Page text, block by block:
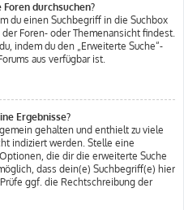
durchsuchen?
du einen Suchbegriff in die Suchbox
Foren- oder Themenansicht findest.
indem du den „Erweiterte Suche“-
aus verfügbar ist.
Ergebnisse?
gehalten und enthielt zu viele
indiziert werden. Stelle eine
die dir die erweiterte Suche
dass dein(e) Suchbegriff(e) hier
ggf. die Rechtschreibung der